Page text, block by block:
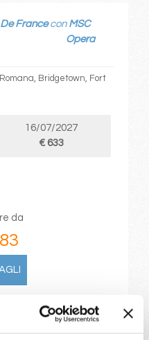
Francecon MSC
Opera
Bridgetown, Fort
16/07/2027
€ 633
da
MSC Opera